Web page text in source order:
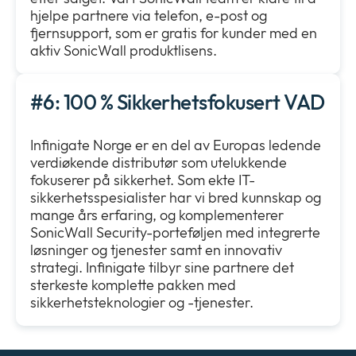
hjelpe partnere via telefon, e-post og
fjernsupport, som er gratis for kunder med en
aktiv SonicWall produktlisens.
#6: 100 % Sikkerhetsfokusert VAD
Infinigate Norge er en del av Europas ledende
verdiøkende distributør som utelukkende
fokuserer på sikkerhet. Som ekte IT-
sikkerhetsspesialister har vi bred kunnskap og
mange års erfaring, og komplementerer
SonicWall Security-porteføljen med integrerte
løsninger og tjenester samt en innovativ
strategi. Infinigate tilbyr sine partnere det
sterkeste komplette pakken med
sikkerhetsteknologier og -tjenester.